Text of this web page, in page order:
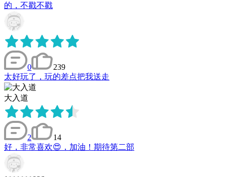
的，不戳不戳
0
239
太好玩了，玩的差点把我送走
大入道
2
14
好，非常喜欢😍，加油！期待第二部